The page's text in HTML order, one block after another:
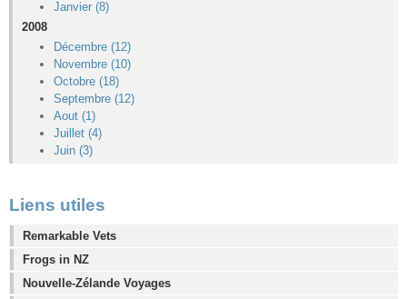
Janvier (8)
2008
Décembre (12)
Novembre (10)
Octobre (18)
Septembre (12)
Aout (1)
Juillet (4)
Juin (3)
Liens utiles
Remarkable Vets
Frogs in NZ
Nouvelle-Zélande Voyages